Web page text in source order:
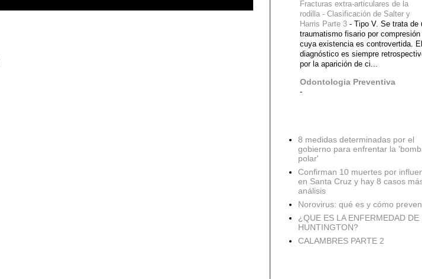
Fracturas extra-articulares de la
rodilla - Clasificación de Salter y
Harris Parte 3 - Tipo V. Se trata de
traumatismo fisario por compresión
cuya existencia es controvertida. El
diagnóstico es siempre
por la aparición de ci...
Odontologia Preventiva
-
8 medidas determinadas por el
gobierno para enfrentar la
polar'
Confirman 10 muertes por
en Santa Cruz y hay 8 casos
análisis
Norovirus: qué es y cómo
¿QUE ES LA ENFERMEDAD DE
HUNTINGTON?
CALAMBRES PARTE 2